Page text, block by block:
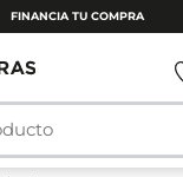
INSTALAMOS TU MAMPARA